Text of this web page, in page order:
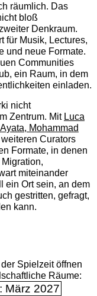
räumlich. Das
bloß
Denkraum.
für Musik, Lectures,
und neue Formate.
Communities
ein Raum, in dem
einladen.
nicht
Zentrum. Mit Luca
Mohammad
Curators
Formate, in denen
miteinander
ein Ort sein, an dem
gestritten, gefragt,
kann.
Spielzeit öffnen
Räume:
März 2027